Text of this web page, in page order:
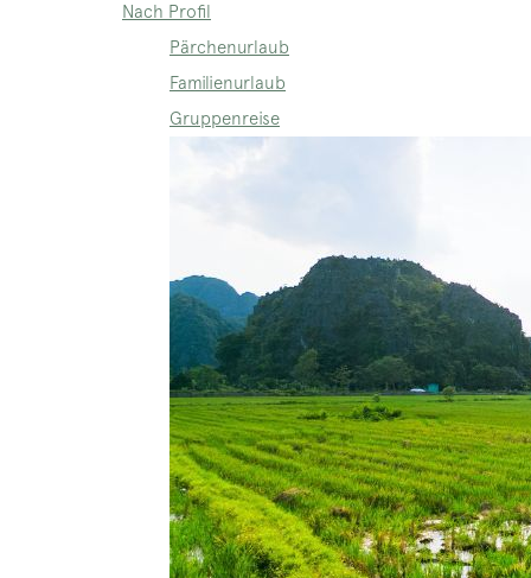
Nach Profil
Pärchenurlaub
Familienurlaub
Gruppenreise